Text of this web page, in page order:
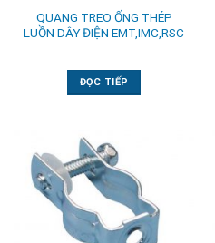
QUANG TREO ỐNG THÉP
LUỒN DÂY ĐIỆN EMT,IMC,RSC
ĐỌC TIẾP